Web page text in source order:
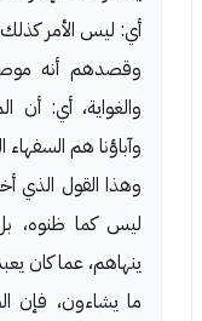
أي: ليس الأمر
وقصدهم أنه
والغواية، أي: أن
وآباؤنا هم السفهاء
وهذا القول الذي
ليس كما ظنوه،
ينهاهم، عما كان
ما يشاءون، فإن